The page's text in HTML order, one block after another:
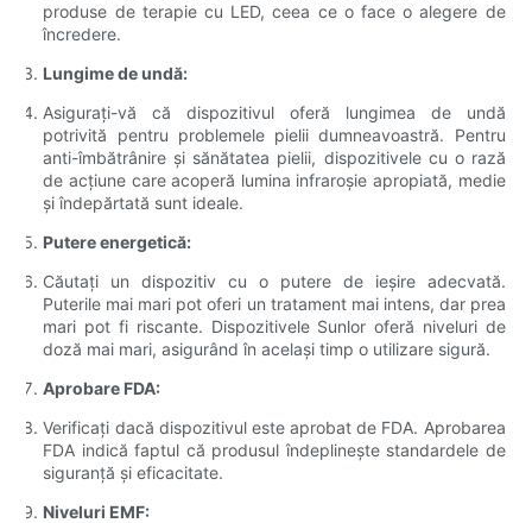
produse de terapie cu LED, ceea ce o face o alegere de
încredere.
Lungime de undă:
Asigurați-vă că dispozitivul oferă lungimea de undă
potrivită pentru problemele pielii dumneavoastră. Pentru
anti-îmbătrânire și sănătatea pielii, dispozitivele cu o rază
de acțiune care acoperă lumina infraroșie apropiată, medie
și îndepărtată sunt ideale.
Putere energetică:
Căutați un dispozitiv cu o putere de ieșire adecvată.
Puterile mai mari pot oferi un tratament mai intens, dar prea
mari pot fi riscante. Dispozitivele Sunlor oferă niveluri de
doză mai mari, asigurând în același timp o utilizare sigură.
Aprobare FDA:
Verificați dacă dispozitivul este aprobat de FDA. Aprobarea
FDA indică faptul că produsul îndeplinește standardele de
siguranță și eficacitate.
Niveluri EMF: